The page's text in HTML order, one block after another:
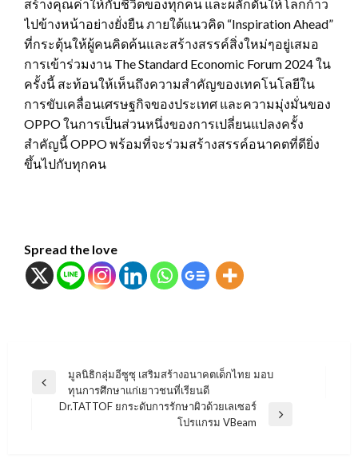
สร้างคุณค่าให้กับชีวิตของทุกคน และผลักดันให้โลกก้าว
ไปข้างหน้าอย่างยั่งยืน ภายใต้แนวคิด “Inspiration Ahead”
ที่กระตุ้นให้ผู้คนคิดค้นและสร้างสรรค์สิ่งใหม่ๆอยู่เสมอ
การเข้าร่วมงาน The Standard Economic Forum 2024 ใน
ครั้งนี้ สะท้อนให้เห็นถึงความสำคัญของเทคโนโลยีใน
การขับเคลื่อนเศรษฐกิจของประเทศ และความมุ่งมั่นของ
OPPO ในการเป็นส่วนหนึ่งของการเปลี่ยนแปลงครั้ง
สำคัญนี้ OPPO พร้อมที่จะร่วมสร้างสรรค์อนาคตที่ดียิ่ง
ขึ้นไปกับทุกคน
Spread the love
แนะแนว
เรื่อง
Previous
มูลนิธิกลุ่มอีซูซุ เสริมสร้างอนาคตเด็กไทย มอบ
ทุนการศึกษาแก่เยาวชนที่เรียนดี
Dr.TATTOF ยกระดับการรักษาผิวด้วยเลเซอร์
โปรแกรม VBeam